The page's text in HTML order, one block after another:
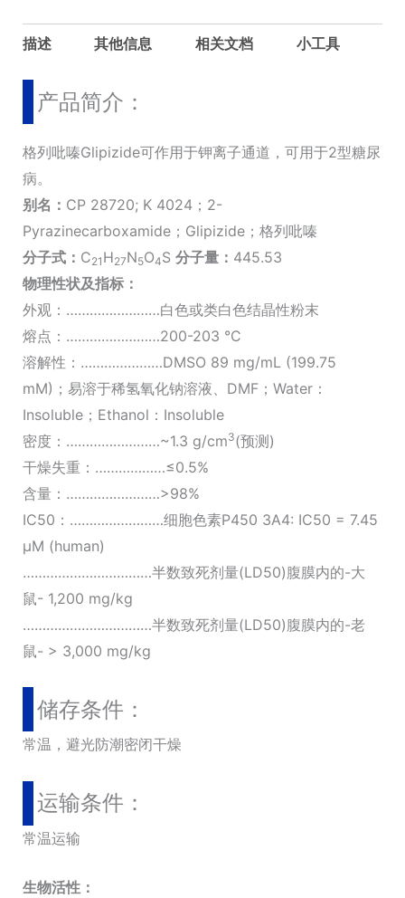
描述 其他信息 相关文档 小工具
产品简介：
格列吡嗪Glipizide可作用于钾离子通道，可用于2型糖尿
病。
别名： CP 28720; K 4024；2-
Pyrazinecarboxamide；Glipizide；格列吡嗪
分子式： C21 H27N5O4S 分子量： 445.53
物理性状及指标：
外观：……………………白色或类白色结晶性粉末
熔点：……………………200-203 °C
溶解性：…………………DMSO 89 mg/mL (199.75
mM)；易溶于稀氢氧化钠溶液、DMF；Water：
Insoluble；Ethanol：Insoluble
密度：……………………~1.3 g/cm3(预测)
干燥失重：………………≤0.5%
含量：……………………>98%
IC50：……………………细胞色素P450 3A4: IC50 = 7.45
µM (human)
……………………………半数致死剂量(LD50)腹膜内的-大
鼠- 1,200 mg/kg
……………………………半数致死剂量(LD50)腹膜内的-老
鼠- > 3,000 mg/kg
储存条件：
常温，避光防潮密闭干燥
运输条件：
常温运输
生物活性：